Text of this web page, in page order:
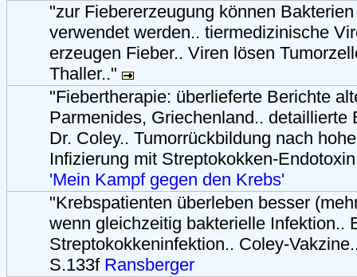
"zur Fiebererzeugung können
verwendet werden.. tiermedizinische
erzeugen Fieber.. Viren lösen
Thaller.."
"Fiebertherapie: überlieferte Berichte
Parmenides, Griechenland.. detaillierte
Dr. Coley.. Tumorrückbildung nach
Infizierung mit Streptokokken-
'Mein Kampf gegen den Krebs'
"Krebspatienten überleben besser
wenn gleichzeitig bakterielle Infektion..
Streptokokkeninfektion.. Coley-
S.133f Ransberger